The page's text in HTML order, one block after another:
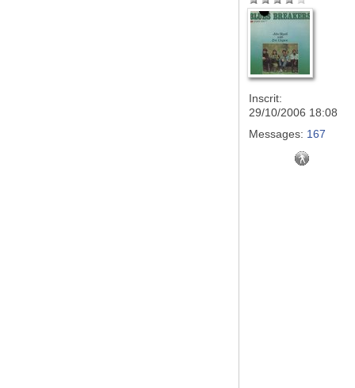
Inscrit:
29/10/2006 18:08
Messages: 167